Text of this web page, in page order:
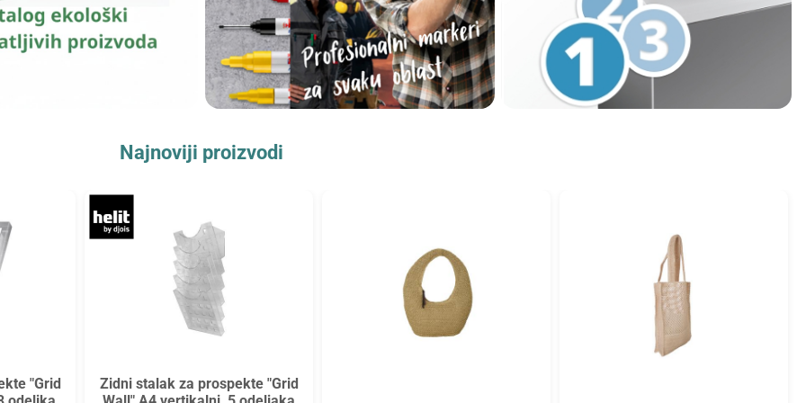
Najnoviji proizvodi
"Grid
Zidni stalak za prospekte "Grid